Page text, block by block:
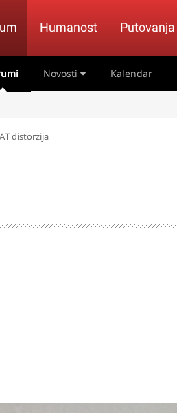
Humanost Putovanja
Novosti Kalendar
distorzija